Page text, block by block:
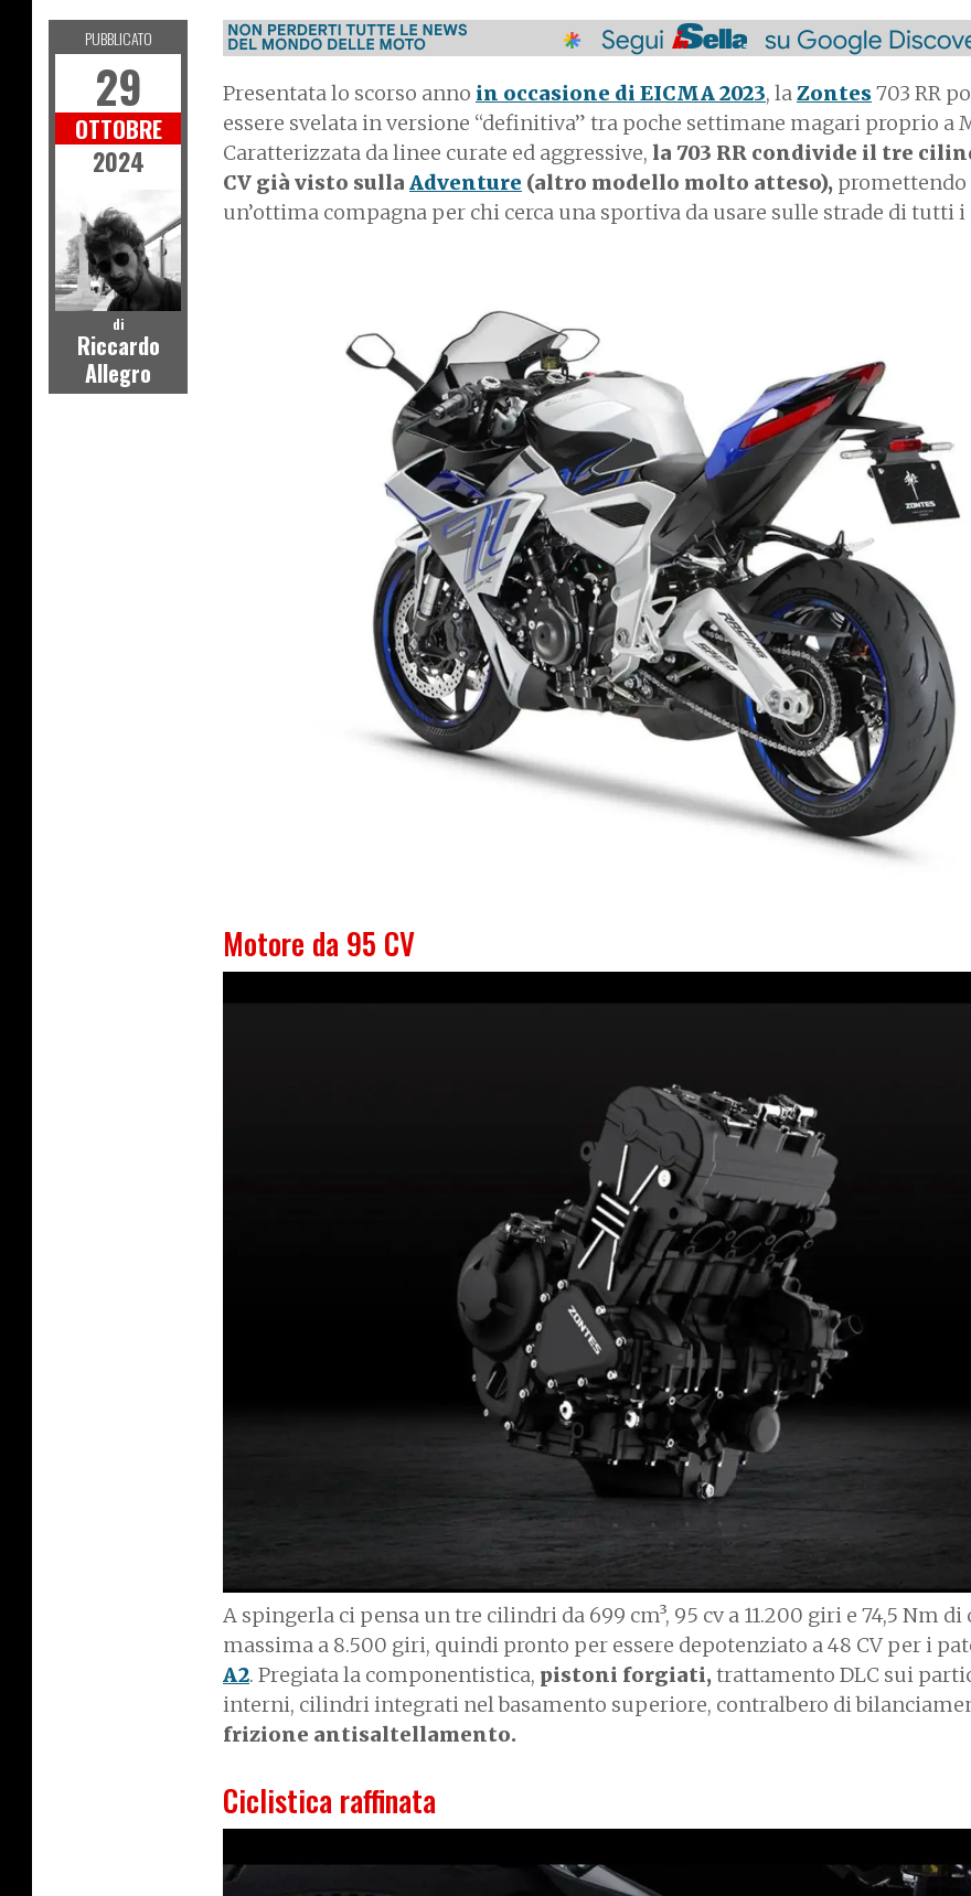
Presentata lo scorso anno in occasione di EICMA 2023, laZontes703 RR
essere svelata in versione “definitiva” tra poche settimane magari proprio a
Caratterizzata da linee curate ed aggressive, la 703 RR condivide il tre
CV già visto sulla Adventure (altro modello molto atteso), promettendo
un’ottima compagna per chi cerca una sportiva da usare sulle strade di tutti
Motore da 95 CV
A spingerla ci pensa un tre cilindri da 699 cm³, 95 cv a 11.200 giri e 74,5 Nm di
massima a 8.500 giri, quindi pronto per essere depotenziato a 48 CV per i
A2. Pregiata la componentistica, pistoni forgiati,trattamento DLC sui
interni, cilindri integrati nel basamento superiore, contralbero di
frizione antisaltellamento.
Ciclistica raffinata
m
PUBBLICATO
29
OTTOBRE
2024
di
Riccardo
Allegro